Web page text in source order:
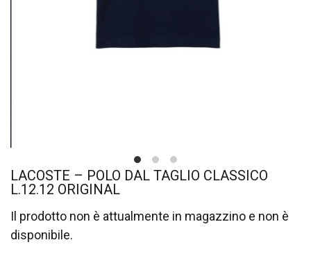
LACOSTE – POLO DAL TAGLIO CLASSICO
L.12.12 ORIGINAL
Il prodotto non è attualmente in magazzino e non è
disponibile.